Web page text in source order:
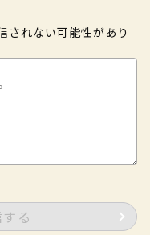
されない可能性があり
る